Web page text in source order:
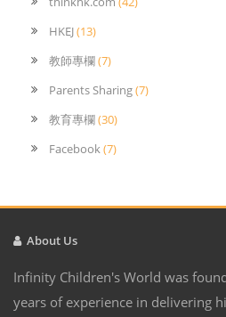
HKEJ(13)
教師專欄(7)
Parents Sharing(7)
教育專欄(30)
Facebook(7)
About Us
Infinity Children's World was
years of experience in delivering